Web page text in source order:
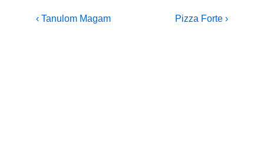
Bejegyzés
Previous
‹ Tanulom Magam
Next
Pizza Forte ›